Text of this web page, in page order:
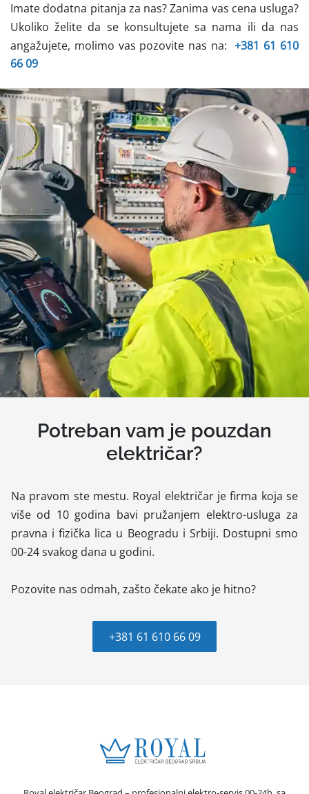
Imate dodatna pitanja za nas? Zanima vas cena usluga?
Ukoliko želite da se konsultujete sa nama ili da nas
angažujete, molimo vas pozovite nas na: +381 61 610
66 09
Potreban vam je pouzdan
električar?
Na pravom ste mestu. Royal električar je firma koja se
više od 10 godina bavi pružanjem elektro-usluga za
pravna i fizička lica u Beogradu i Srbiji. Dostupni smo
00-24 svakog dana u godini.
Pozovite nas odmah, zašto čekate ako je hitno?
+381 61 610 66 09